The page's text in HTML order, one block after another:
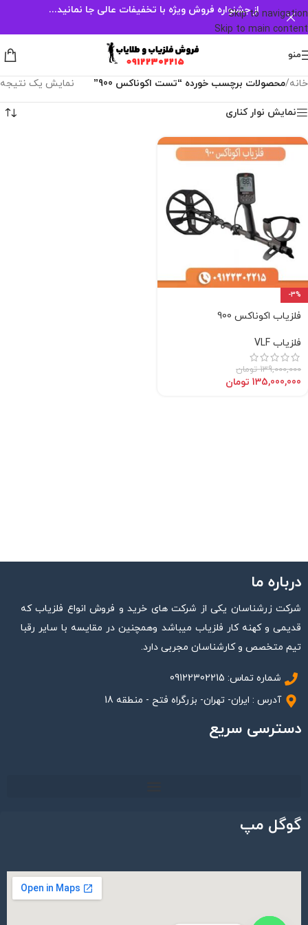
Skip to navigation
Skip to main content
از جشنواره فروش ویژه با تخفیفات عالی جا نمانید...
منو
خانه/محصولات برچسب خورده “تست اکوناکس 900” نمایش یک نتیجه
نمایش نوار کناری
-3%
فلزیاب اکوناکس 900
فلزیاب VLF
139,000,000 تومان
135,000,000 تومان
درباره ما
شرکت زرشناسان یکی از شرکت های خرید و فروش انواع فلزیاب که
قدیمی و کهنه کار فلزیاب میباشد وهمچنین در مقایسه با سایر رقبا
تیم متخصص و کارشناسان مجربی دارد.
شماره تماس: 09122302215
آدرس : ایران- تهران- بزرگراه فتح - منطقه 18
دسترسی سریع
گوگل مپ